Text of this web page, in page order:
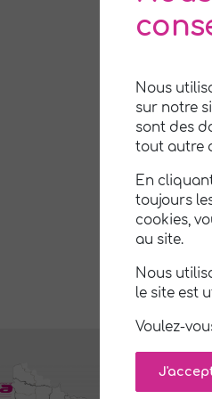
Nous
sur notre
sont des
tout autre
En
toujours
cookies,
au site.
Nous
le site est
Voulez-